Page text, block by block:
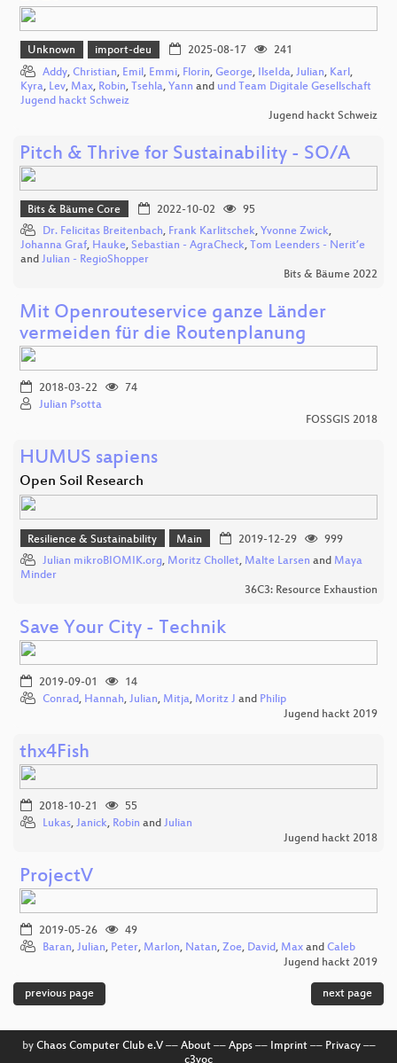
Unknown import-deu 2025-08-17
241
Addy, Christian, Emil, Emmi, Florin, George, IlseIda, Julian, Karl,
Kyra, Lev, Max, Robin, Tsehla, Yann and und Team Digitale Gesellschaft
Jugend hackt Schweiz
Jugend hackt Schweiz
Pitch & Thrive for Sustainability - SO/A
Bits & Bäume Core 2022-10-02
95
Dr. Felicitas Breitenbach, Frank Karlitschek, Yvonne Zwick,
Johanna Graf, Hauke, Sebastian - AgraCheck, Tom Leenders - Nerit’e
and Julian - RegioShopper
Bits & Bäume 2022
Mit Openrouteservice ganze Länder
vermeiden für die Routenplanung
2018-03-22
74
Julian Psotta
FOSSGIS 2018
HUMUS sapiens
Open Soil Research
Resilience & Sustainability Main 2019-12-29
999
Julian mikroBIOMIK.org, Moritz Chollet, Malte Larsen and Maya
Minder
36C3: Resource Exhaustion
Save Your City - Technik
2019-09-01
14
Conrad, Hannah, Julian, Mitja, Moritz J and Philip
Jugend hackt 2019
thx4Fish
2018-10-21
55
Lukas, Janick, Robin and Julian
Jugend hackt 2018
ProjectV
2019-05-26
49
Baran, Julian, Peter, Marlon, Natan, Zoe, David, Max and Caleb
Jugend hackt 2019
previous page next page
by Chaos Computer Club e.V–– About–– Apps–– Imprint–– Privacy––